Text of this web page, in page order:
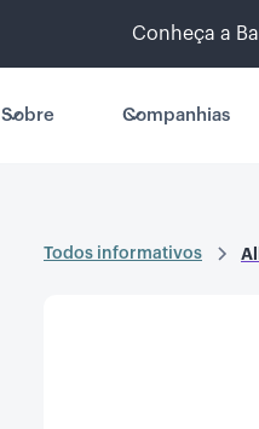
Conheça a
Sobre Companhias
Todos informativos